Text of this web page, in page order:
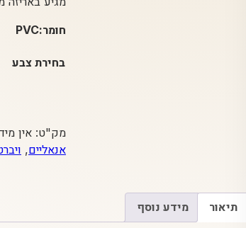
חומר:PVC
בחירת צבע
מק"ט: אין
אנאליים,
תיאור מידע נוסף